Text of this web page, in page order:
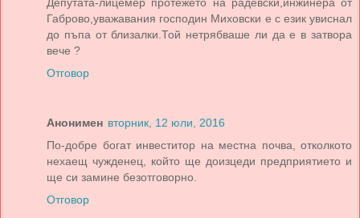
Габрово,уважавания господин Миховски е с език увиснал
до пъпа от близалки.Той нетрябваше ли да е в затвора
вече ?
Отговор
Анонимен вторник, 12 юли, 2016
По-добре богат инвеститор на местна почва, отколкото
нехаещ чужденец, който ще доизцеди предприятието и
ще си замине безотговорно.
Отговор